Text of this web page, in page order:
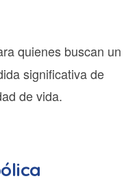
quienes buscan un
significativa de
de vida.